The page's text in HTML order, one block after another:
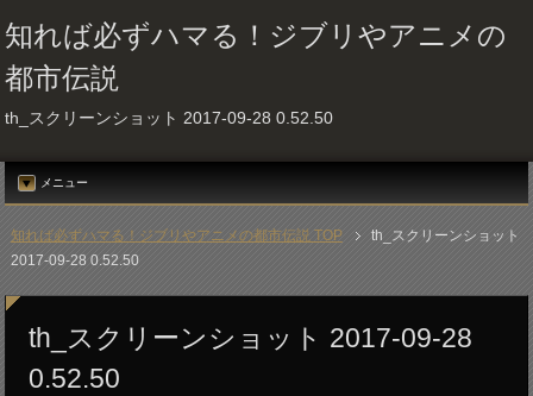
知れば必ずハマる！ジブリやアニメの
都市伝説
th_スクリーンショット 2017-09-28 0.52.50
メニュー
知れば必ずハマる！ジブリやアニメの都市伝説 TOP
th_スクリーンショット
2017-09-28 0.52.50
th_スクリーンショット 2017-09-28
0.52.50